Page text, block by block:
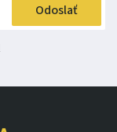
Odoslať